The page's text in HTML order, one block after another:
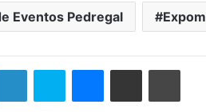
Eventos Pedregal